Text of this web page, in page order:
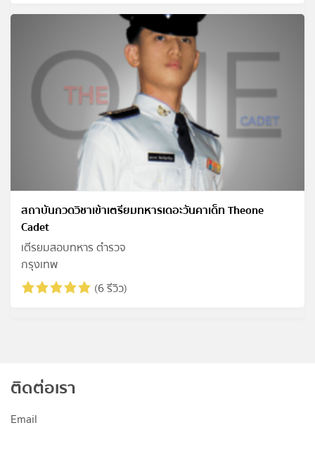
สถาบันกวดวิชาเข้าเตรียมทหารเดอะวันคาเด็ท Theone
Cadet
เตีรยมสอบทหาร ตำรวจ
กรุงเทพ
(6 รีวิว)
ติดต่อเรา
Email